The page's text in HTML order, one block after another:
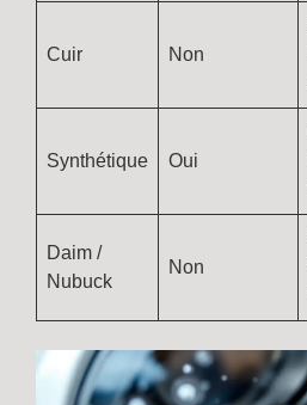
Cuir Non
Synthétique Oui
Daim /
Nubuck
Non